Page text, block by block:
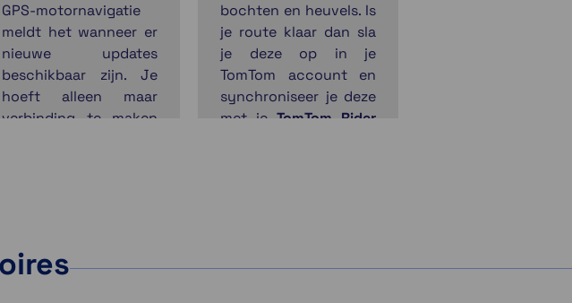
GPS-motornavigatie
meldt het wanneer er
nieuwe updates
beschikbaar zijn. Je
hoeft alleen maar
verbinding te maken
bochten en heuvels. Is
je route klaar dan sla
je deze op in je
TomTom account en
synchroniseer je deze
met jeTomTom Rider